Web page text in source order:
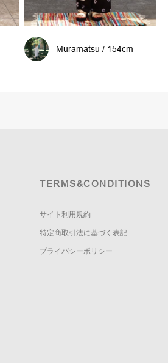
Muramatsu / 154cm
TERMS&CONDITIONS
サイト利用規約
特定商取引法に基づく表記
プライバシーポリシー